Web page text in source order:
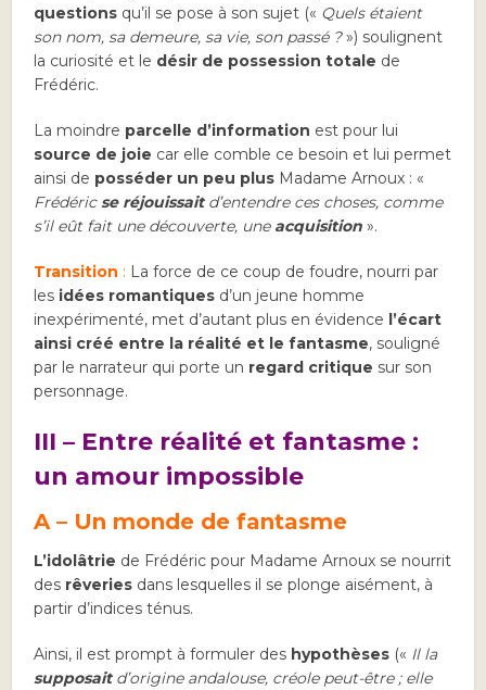
questions qu’il se pose à son sujet (« Quels étaient
son nom, sa demeure, sa vie, son passé ?») soulignent
la curiosité et le désir de possession totale de
Frédéric.
La moindre parcelle d’information est pour lui
source de joie car elle comble ce besoin et lui permet
ainsi de posséder un peu plus Madame Arnoux : «
Frédéricse réjouissaitd’entendre ces choses, comme
s’il eût fait une découverte, une acquisition ».
Transition : La force de ce coup de foudre, nourri par
les idées romantiques d’un jeune homme
inexpérimenté, met d’autant plus en évidence l’écart
ainsi créé entre la réalité et le fantasme, souligné
par le narrateur qui porte un regard critique sur son
personnage.
III – Entre réalité et fantasme :
un amour impossible
A – Un monde de fantasme
L’idolâtrie de Frédéric pour Madame Arnoux se nourrit
des rêveries dans lesquelles il se plonge aisément, à
partir d’indices ténus.
Ainsi, il est prompt à formuler des hypothèses (« Il la
supposait d’origine andalouse, créole peut-être ; elle